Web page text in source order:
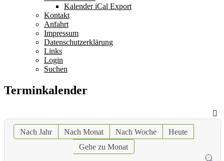
Kalender iCal Export
Kontakt
Anfahrt
Impressum
Datenschutzerklärung
Links
Login
Suchen
Terminkalender
Nach Jahr Nach Monat Nach Woche
Heute
Gehe zu Monat